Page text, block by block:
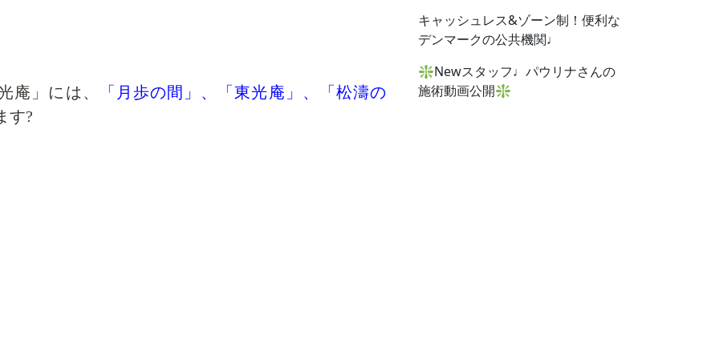
庵」には 、
「月歩の間」、「東光庵」、「松濤の
す?
キャッシュレス&ゾーン制！便利な
デンマークの公共機関♩
❇︎Newスタッフ♩パウリナさんの
施術動画公開❇︎